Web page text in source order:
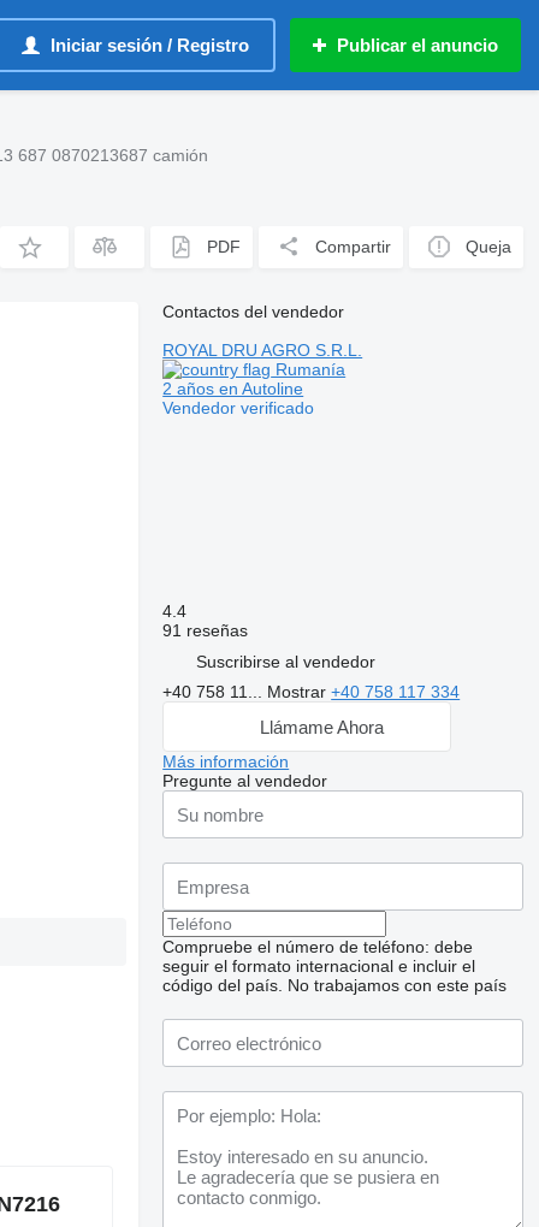
Iniciar sesión / Registro Publicar el anuncio
687 0870213687 camión
PDF Compartir Queja
Contactos del vendedor
ROYAL DRU AGRO S.R.L.
Rumanía
2 años en Autoline
Vendedor verificado
4.4
91 reseñas
Suscribirse al vendedor
+40 758 11... Mostrar+40 758 117 334
Llámame Ahora
Más información
Pregunte al vendedor
Compruebe el número de teléfono: debe
seguir el formato internacional e incluir el
código del país. No trabajamos con este país